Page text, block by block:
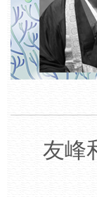
友峰